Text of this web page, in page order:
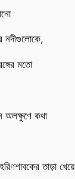
নদীগুলোকে,
মতো
অলক্ষুণে কথা
তাড়া খেয়ে